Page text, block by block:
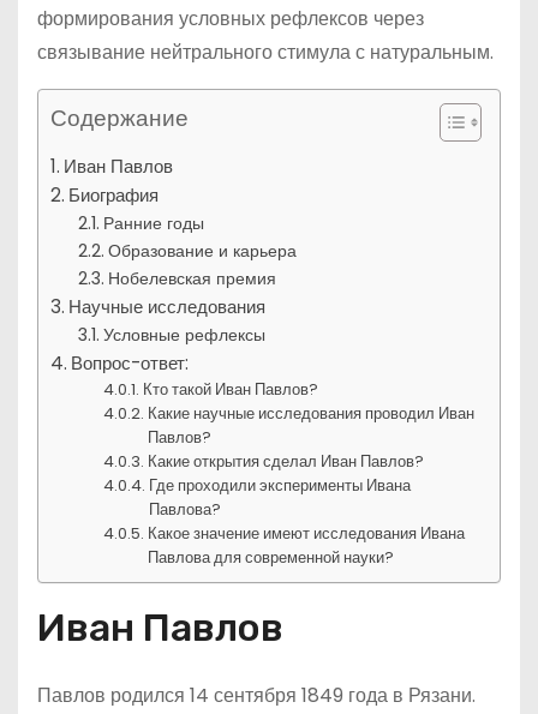
формирования условных рефлексов через
связывание нейтрального стимула с натуральным.
Содержание
Иван Павлов
Биография
Ранние годы
Образование и карьера
Нобелевская премия
Научные исследования
Условные рефлексы
Вопрос-ответ:
Кто такой Иван Павлов?
Какие научные исследования проводил Иван
Павлов?
Какие открытия сделал Иван Павлов?
Где проходили эксперименты Ивана
Павлова?
Какое значение имеют исследования Ивана
Павлова для современной науки?
Иван Павлов
Павлов родился 14 сентября 1849 года в Рязани.